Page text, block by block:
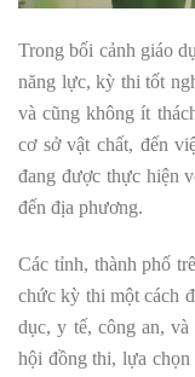
Trong bối cảnh giáo
năng lực, kỳ thi tốt
và cũng không ít
cơ sở vật chất, đến
đang được thực hiện
đến địa phương.
Các tỉnh, thành phố
chức kỳ thi một cách
dục, y tế, công an,
hội đồng thi, lựa chọn